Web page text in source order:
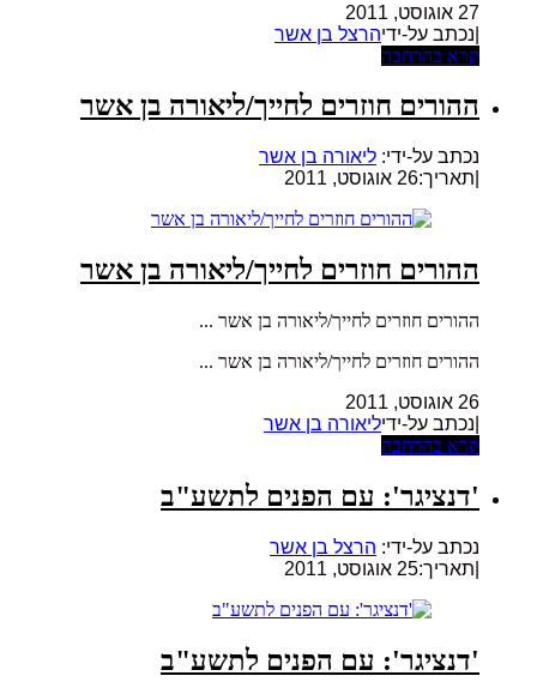
27 אוגוסט, 2011
|נכתב על-ידיהרצל בן אשר
קרא בהרחבה
ההורים חוזרים לחייך/ליאורה בן אשר
נכתב על-ידי: ליאורה בן אשר
תאריך:26 אוגוסט, 2011
ההורים חוזרים לחייך/ליאורה בן אשר
ההורים חוזרים לחייך/ליאורה בן אשר ...
ההורים חוזרים לחייך/ליאורה בן אשר ...
26 אוגוסט, 2011
|נכתב על-ידיליאורה בן אשר
קרא בהרחבה
'דנציגר': עם הפנים לתשע"ב
נכתב על-ידי: הרצל בן אשר
תאריך:25 אוגוסט, 2011
'דנציגר': עם הפנים לתשע"ב